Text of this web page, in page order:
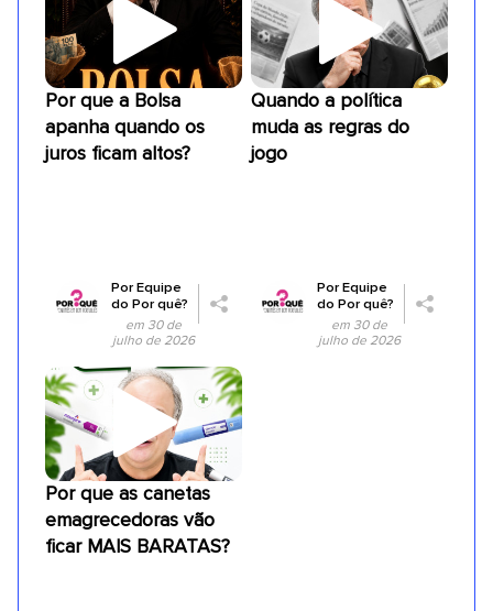
Por que a Bolsa
apanha quando os
juros ficam altos?
PorEquipe
do Por quê?
em 30 de
julho de 2026
Quando a política
muda as regras do
jogo
PorEquipe
do Por quê?
em 30 de
julho de 2026
Por que as canetas
emagrecedoras vão
ficar MAIS BARATAS?